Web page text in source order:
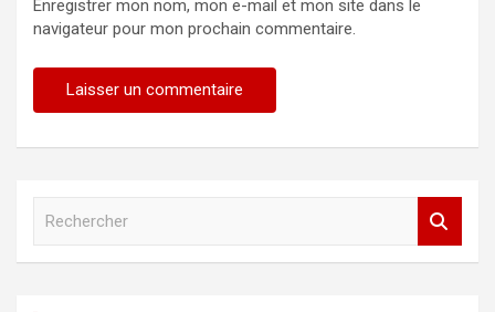
Enregistrer mon nom, mon e-mail et mon site dans le
navigateur pour mon prochain commentaire.